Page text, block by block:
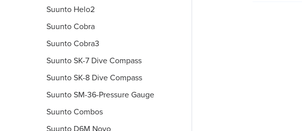
Suunto Helo2
Suunto Cobra
Suunto Cobra3
Suunto SK-7 Dive Compass
Suunto SK-8 Dive Compass
Suunto SM-36-Pressure Gauge
Suunto Combos
Suunto D6M Novo